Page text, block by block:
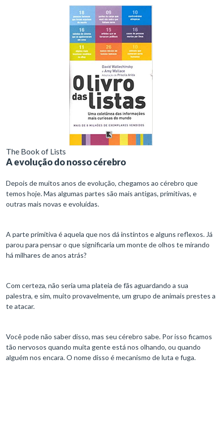
The Book of Lists
A evolução do nosso cérebro
Depois de muitos anos de evolução, chegamos ao cérebro que
temos hoje. Mas algumas partes são mais antigas, primitivas, e
outras mais novas e evoluídas.
A parte primitiva é aquela que nos dá instintos e alguns reflexos. Já
parou para pensar o que significaria um monte de olhos te mirando
há milhares de anos atrás?
Com certeza, não seria uma plateia de fãs aguardando a sua
palestra, e sim, muito provavelmente, um grupo de animais prestes a
te atacar.
Você pode não saber disso, mas seu cérebro sabe. Por isso ficamos
tão nervosos quando muita gente está nos olhando, ou quando
alguém nos encara. O nome disso é mecanismo de luta e fuga.